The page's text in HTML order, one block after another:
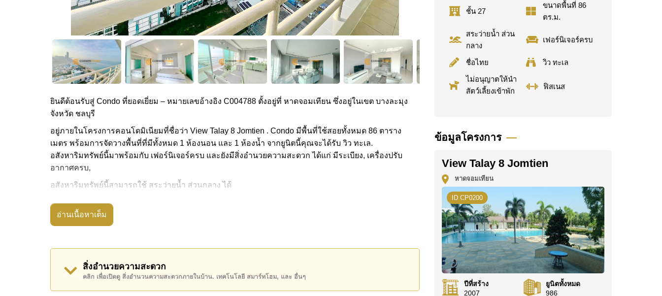
ยินดีต้อนรับสู่ Condo ที่ยอดเยี่ยม – หมายเลขอ้างอิง C004788 ตั้งอยู่ที่ หาดจอมเทียน ซึ่งอยู่ในเขต บางละมุง
จังหวัด ชลบุรี
อยู่ภายในโครงการคอนโดมิเนียมที่ชื่อว่า View Talay 8 Jomtien . Condo มีพื้นที่ใช้สอยทั้งหมด 86 ตาราง
เมตร พร้อมการจัดวางพื้นที่ที่มีทั้งหมด 1 ห้องนอน และ 1 ห้องน้ำ จากยูนิตนี้คุณจะได้รับ วิว ทะเล.
อสังหาริมทรัพย์นี้มาพร้อมกับ เฟอร์นิเจอร์ครบ และยังมีสิ่งอำนวยความสะดวก ได้แก่ มีระเบียง, เครื่องปรับ
อากาศครบ,
อสังหาริมทรัพย์นี้สามารถใช้ สระว่ายน้ำ ส่วนกลาง ได้
View Talay 8 Jomtien มีสิ่งอำนวยความสะดวกส่วนกลาง ได้แก่ ฟิสเนส, รปภ.24ชม.
สถานที่สำคัญใกล้ View Talay 8 Jomtien ได้แก่: ติดชายหาด, แม็คโคร , หาดจอมเทียน, บันจี้จัมพ์ , ,
อสังหาริมทรัพย์นี้เปิดให้เช่าระยะยาวในราคา ฿ 35,000 บาทต่อเดือน
โปรดทราบว่าราคาค่าเช่าที่ Cornerstone Real Estate โฆษณาเป็นราคาสำหรับสัญญาเช่า 1 ปี และต้องวาง
เงินมัดจำ 2 เดือนก่อนเข้าอยู่อาศัย
อ่านเนื้อหาเต็ม
สิ่งอำนวยความสะดวก
คลิก เพื่อเปิดดู สิ่งอำนวนความสะดวกภายในบ้าน. เทคโนโลยี สมาร์ทโฮม, และ อื่นๆ
ชั้น 27
ขนาดพื้นที่ 86
ตร.ม.
สระว่ายน้ำ ส่วน
กลาง
เฟอร์นิเจอร์ครบ
ชื่อไทย
วิว ทะเล
ไม่อนุญาตให้นำ
สัตว์เลี้ยงเข้าพัก
ฟิสเนส
ข้อมูลโครงการ
View Talay 8 Jomtien
หาดจอมเทียน
ID CP0200
ปีที่สร้าง
2007
ยูนิตทั้งหมด
986